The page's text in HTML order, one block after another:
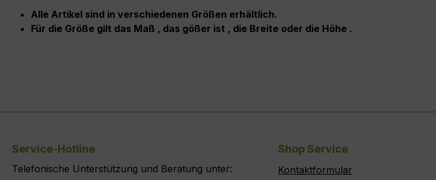
Alle Artikel sind in verschiedenen Größen erhältlich.
Für die Größe gilt das Maß , das gößer ist , die Breite oder die Höhe .
Service-Hotline
Telefonische Unterstützung und Beratung unter:
Shop Service
Kontaktformular